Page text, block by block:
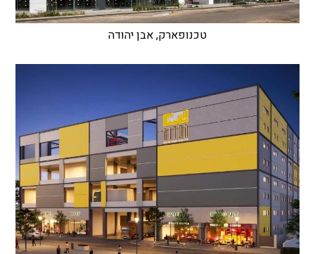
טכנופארק, אבן יהודה